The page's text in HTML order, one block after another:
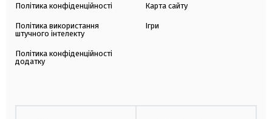
Політика конфіденційності
Політика використання
штучного інтелекту
Політика конфіденційності
додатку
Карта сайту
Ігри